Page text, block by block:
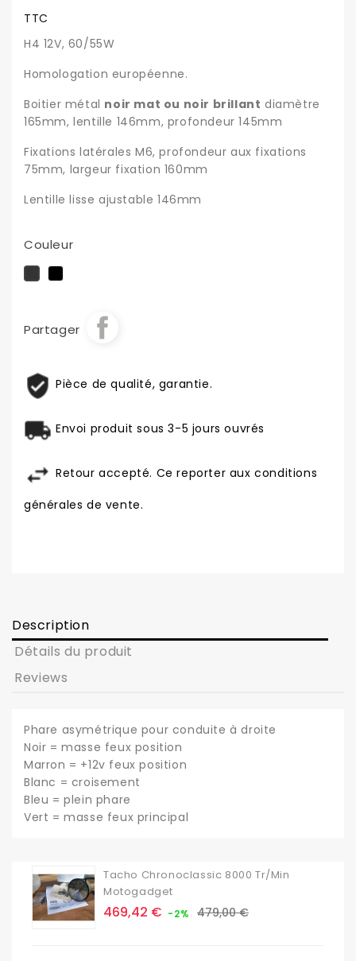
TTC
H4 12V, 60/55W
Homologation européenne.
Boitier métal noir mat ou noir brillant diamètre
165mm, lentille 146mm, profondeur 145mm
Fixations latérales M6, profondeur aux fixations
75mm, largeur fixation 160mm
Lentille lisse ajustable 146mm
Couleur
Noir
Noir
Partager
Pièce de qualité, garantie.
Envoi produit sous 3-5 jours ouvrés
Retour accepté. Ce reporter aux conditions
générales de vente.
Description
Détails du produit
Reviews
Phare asymétrique pour conduite à droite
Noir = masse feux position
Marron = +12v feux position
Blanc = croisement
Bleu = plein phare
Vert = masse feux principal
Tacho Chronoclassic 8000 Tr/min
Motogadget
Prix
469,42 € -2% Prix
479,00 €